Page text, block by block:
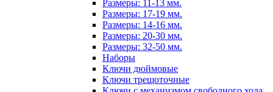
Размеры: 11-13 мм.
Размеры: 17-19 мм.
Размеры: 14-16 мм.
Размеры: 20-30 мм.
Размеры: 32-50 мм.
Наборы
Ключи дюймовые
Ключи трещоточные